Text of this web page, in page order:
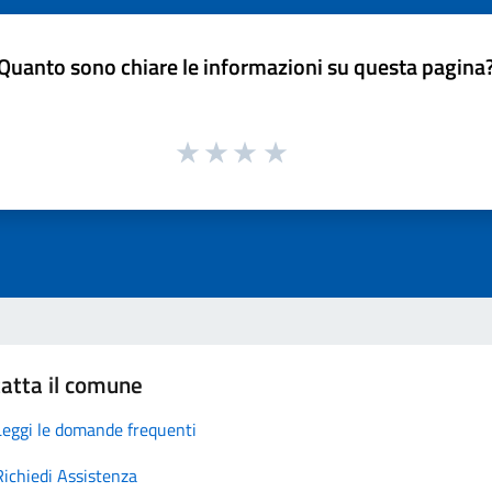
sono chiare le informazioni su questa
il comune
le domande frequenti
Assistenza